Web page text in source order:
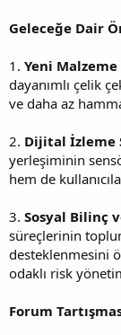
Geleceğe Dair
1. Yeni
dayanımlı çelik
ve daha az
2. Dijital İzleme
yerleşiminin
hem de
3. Sosyal Bilinç
süreçlerinin
desteklenmesini
odaklı risk
Forum